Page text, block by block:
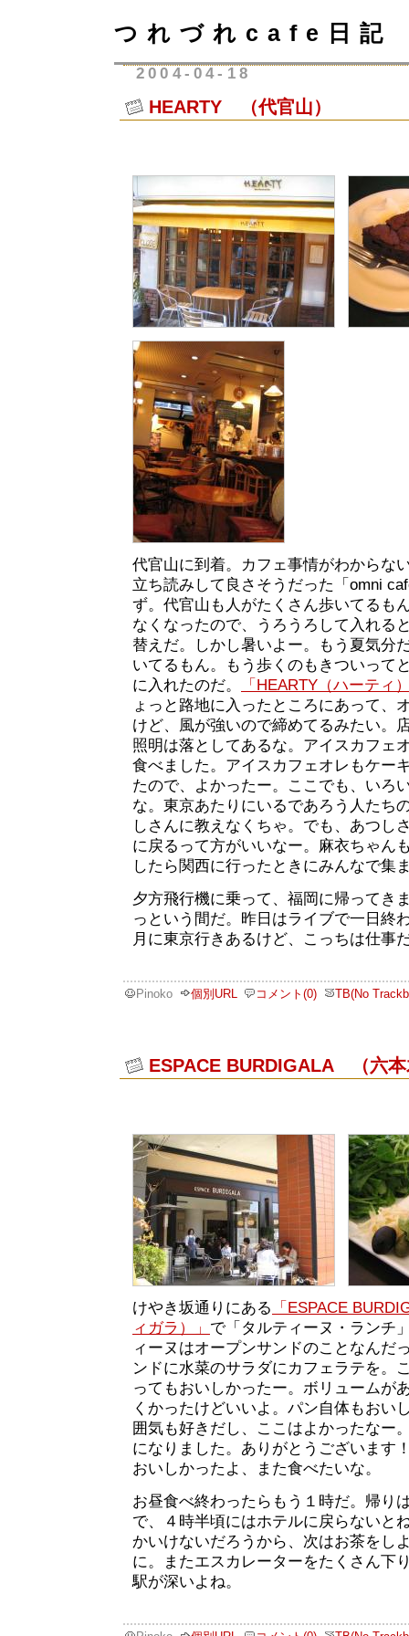
つれづれcafe日記
2004-04-18
HEARTY （代官山）
代官山に到着。カフェ事情がわからな
立ち読みして良さそうだった「omni
ず。代官山も人がたくさん歩いてるも
なくなったので、うろうろして入れる
替えだ。しかし暑いよー。もう夏気分
いてるもん。もう歩くのもきついって
に入れたのだ。
「HEARTY（ハーティ
ょっと路地に入ったところにあって、
けど、風が強いので締めてるみたい。
照明は落としてあるな。アイスカフェ
食べました。アイスカフェオレもケー
たので、よかったー。ここでも、いろ
な。東京あたりにいるであろう人たち
しさんに教えなくちゃ。でも、あつし
に戻るって方がいいなー。麻衣ちゃん
したら関西に行ったときにみんなで集
夕方飛行機に乗って、福岡に帰ってき
っという間だ。昨日はライブで一日終
月に東京行きあるけど、こっちは仕事
Pinoko 個別URL コメント(0) TB(No
ESPACE BURDIGALA （六本
けやき坂通りにある
「ESPACE
ィガラ）」 で「タルティーヌ・ランチ
ィーヌはオープンサンドのことなんだ
ンドに水菜のサラダにカフェラテを。
ってもおいしかったー。ボリュームが
くかったけどいいよ。パン自体もおい
囲気も好きだし、ここはよかったなー
になりました。ありがとうございます
おいしかったよ、また食べたいな。
お昼食べ終わったらもう１時だ。帰り
で、４時半頃にはホテルに戻らないと
かいけないだろうから、次はお茶をし
に。またエスカレーターをたくさん下
駅が深いよね。